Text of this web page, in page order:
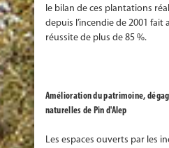
le bilan de ces plantations
depuis l’incendie de 2001
réussite de plus de 85 %.
Amélioration du patrimoine,
naturelles de Pin d'Alep
Les espaces ouverts par les